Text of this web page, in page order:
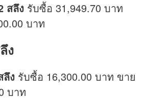
สลึง รับซื้อ 31,949.70 บาท
บาท
ง
ลึง รับซื้อ 16,300.00 บาท ขาย
บาท